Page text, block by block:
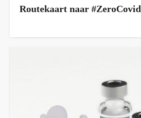
Routekaart naar #ZeroCovid